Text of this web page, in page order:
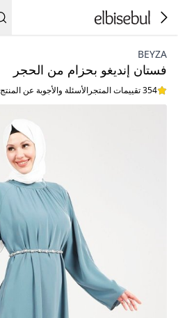
BEYZA
فستان إنديغو بحزام من الحجر
354 تقييمات المتجر الأسئلة والأجوبة عن المنتج